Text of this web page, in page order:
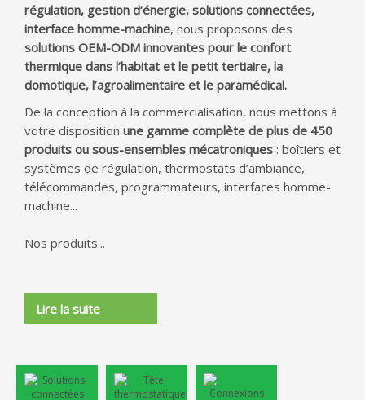
régulation, gestion d’énergie, solutions connectées,
interface homme-machine, nous proposons des
solutions OEM-ODM innovantes pour le confort
thermique dans l’habitat et le petit tertiaire, la
domotique, l’agroalimentaire et le paramédical.
De la conception à la commercialisation, nous mettons à
votre disposition une gamme complète de plus de 450
produits ou sous-ensembles mécatroniques : boîtiers et
systèmes de régulation, thermostats d’ambiance,
télécommandes, programmateurs, interfaces homme-
machine...
Nos produits...
Lire la suite